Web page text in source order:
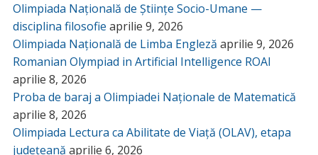
Olimpiada Națională de Științe Socio-Umane —
disciplina filosofie aprilie 9, 2026
Olimpiada Națională de Limba Engleză aprilie 9, 2026
Romanian Olympiad in Artificial Intelligence ROAI
aprilie 8, 2026
Proba de baraj a Olimpiadei Naționale de Matematică
aprilie 8, 2026
Olimpiada Lectura ca Abilitate de Viață (OLAV), etapa
județeană aprilie 6, 2026